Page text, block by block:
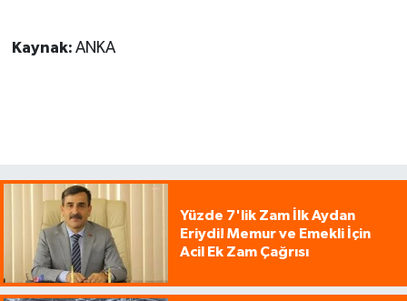
Kaynak: ANKA
Yüzde 7'lik Zam İlk Aydan
Eriydi! Memur ve Emekli İçin
Acil Ek Zam Çağrısı